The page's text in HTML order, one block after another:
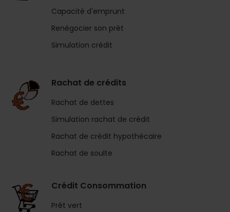
Capacité d'emprunt
Renégocier son prêt
Simulation crédit
Rachat de crédits
Rachat de dettes
Simulation rachat de crédit
Rachat de crédit hypothécaire
Rachat de soulte
Crédit Consommation
Prêt vert